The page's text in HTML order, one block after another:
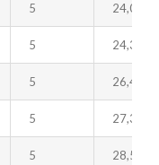
5 24,06
5 24,32
5 26,46
5 27,36
5 28,59